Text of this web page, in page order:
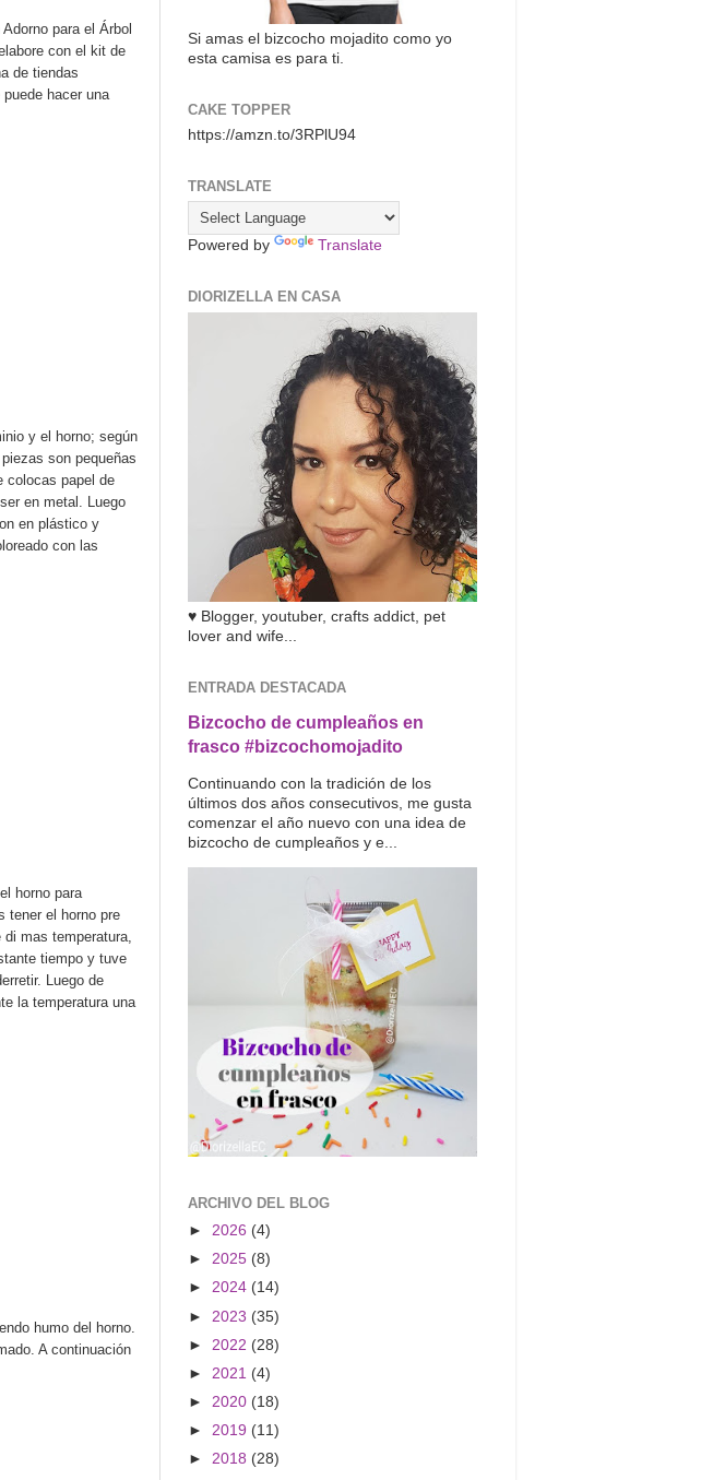
para el Árbol
con el kit de
de tiendas
hacer una
y el horno; según
son pequeñas
colocas papel de
en metal. Luego
en plástico y
con las
horno para
tener el horno pre
mas temperatura,
tiempo y tuve
Luego de
la temperatura una
humo del horno.
A continuación
Si amas el bizcocho mojadito como yo
esta camisa es para ti.
CAKE TOPPER
https://amzn.to/3RPlU94
TRANSLATE
Powered by Translate
DIORIZELLA EN CASA
♥ Blogger, youtuber, crafts addict, pet
lover and wife...
ENTRADA DESTACADA
Bizcocho de cumpleaños en
frasco #bizcochomojadito
Continuando con la tradición de los
últimos dos años consecutivos, me gusta
comenzar el año nuevo con una idea de
bizcocho de cumpleaños y e...
ARCHIVO DEL BLOG
► 2026 (4)
► 2025 (8)
► 2024 (14)
► 2023 (35)
► 2022 (28)
► 2021 (4)
► 2020 (18)
► 2019 (11)
► 2018 (28)